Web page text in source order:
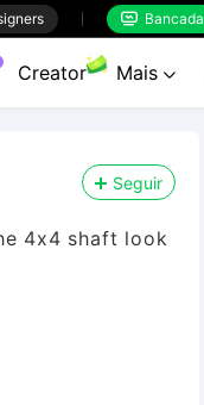
 Bancada
Creator Mais 
Seguir
4x4 shaft look